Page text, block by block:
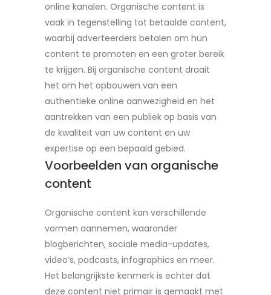
online kanalen. Organische content is
vaak in tegenstelling tot betaalde content,
waarbij adverteerders betalen om hun
content te promoten en een groter bereik
te krijgen. Bij organische content draait
het om het opbouwen van een
authentieke online aanwezigheid en het
aantrekken van een publiek op basis van
de kwaliteit van uw content en uw
expertise op een bepaald gebied.
Voorbeelden van organische
content
Organische content kan verschillende
vormen aannemen, waaronder
blogberichten, sociale media-updates,
video’s, podcasts, infographics en meer.
Het belangrijkste kenmerk is echter dat
deze content niet primair is gemaakt met